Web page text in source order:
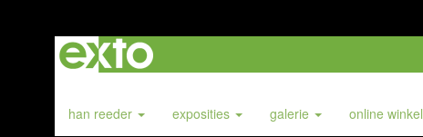
han reeder exposities galerie online winkel